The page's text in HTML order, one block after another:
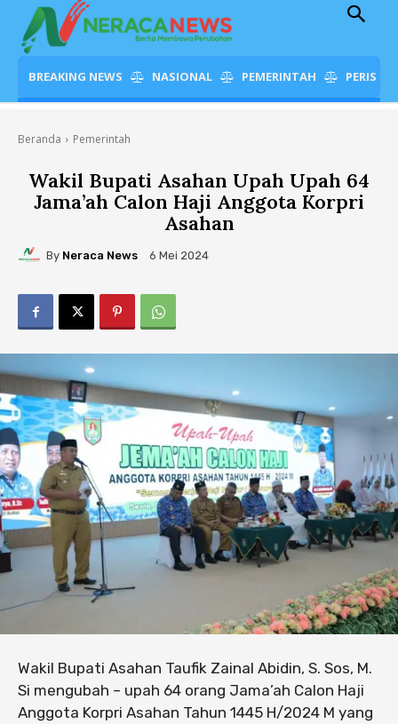
BREAKING NEWS NASIONAL PEMERINTAH
Beranda Pemerintah
Wakil Bupati Asahan Upah Upah 64
Jama’ah Calon Haji Anggota Korpri
Asahan
By Neraca News 6 Mei 2024
Wakil Bupati Asahan Taufik Zainal Abidin, S. Sos, M.
Si mengubah – upah 64 orang Jama’ah Calon Haji
Anggota Korpri Asahan Tahun 1445 H/2024 M yang